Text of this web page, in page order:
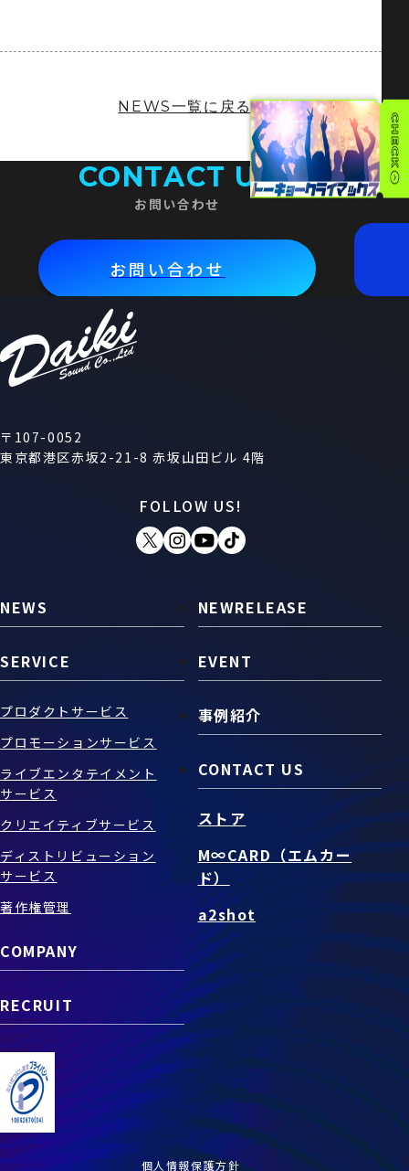
NEWS一覧に戻る
CONTACT US
お問い合わせ
お問い合わせ
〒107-0052
東京都港区赤坂2-21-8 赤坂山田ビル 4階
FOLLOW US!
NEWS
SERVICE
プロダクトサービス
プロモーションサービス
ライブエンタテイメント
サービス
クリエイティブサービス
ディストリビューション
サービス
著作権管理
COMPANY
RECRUIT
NEWRELEASE
EVENT
事例紹介
CONTACT US
ストア
M∞CARD（エムカー
ド）
a2shot
個人情報保護方針